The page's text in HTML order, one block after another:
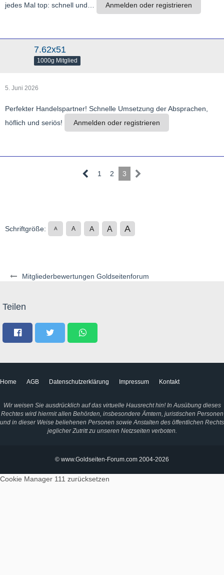
Mitgliederbewertungen Goldseitenforum
jedes Mal top: schnell und…
Anmelden oder registrieren
7.62x51
1000g Mitglied
5. Juni 2026
Perfekter Handelspartner! Schnelle Umsetzung der Absprachen,
höflich und seriös!
Anmelden oder registrieren
1 2 3
Schriftgröße: A A A A A
Teilen
Home AGB Datenschutzerklärung Impressum Kontakt
Wir weisen Sie ausdrücklich auf das virtuelle Hausrecht hin! In Ausübung dieses
Rechtes wird hiermit allen Behörden, insbesondere Ämtern, juristischen Personen
und in dieser Weise beliehenen Personen sowie Anstalten des öffentlichen Rechts
jeglicher Zutritt zu unseren Netzseiten verboten.
© www.Goldseiten-Forum.com 2004-2026
Cookie Manager 111 zurücksetzen